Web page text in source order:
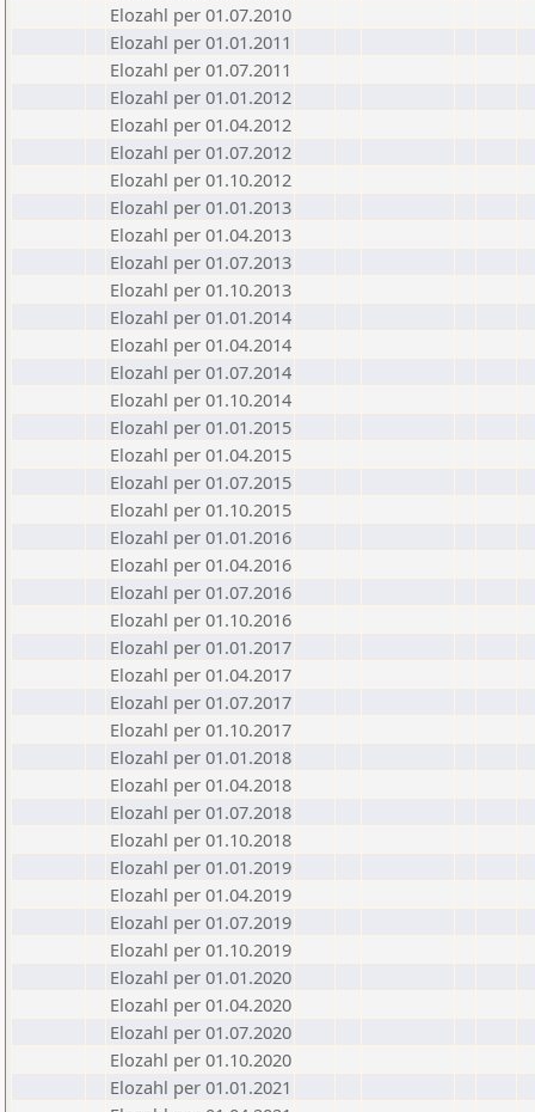
Elozahl per 01.07.2010
Elozahl per 01.01.2011
Elozahl per 01.07.2011
Elozahl per 01.01.2012
Elozahl per 01.04.2012
Elozahl per 01.07.2012
Elozahl per 01.10.2012
Elozahl per 01.01.2013
Elozahl per 01.04.2013
Elozahl per 01.07.2013
Elozahl per 01.10.2013
Elozahl per 01.01.2014
Elozahl per 01.04.2014
Elozahl per 01.07.2014
Elozahl per 01.10.2014
Elozahl per 01.01.2015
Elozahl per 01.04.2015
Elozahl per 01.07.2015
Elozahl per 01.10.2015
Elozahl per 01.01.2016
Elozahl per 01.04.2016
Elozahl per 01.07.2016
Elozahl per 01.10.2016
Elozahl per 01.01.2017
Elozahl per 01.04.2017
Elozahl per 01.07.2017
Elozahl per 01.10.2017
Elozahl per 01.01.2018
Elozahl per 01.04.2018
Elozahl per 01.07.2018
Elozahl per 01.10.2018
Elozahl per 01.01.2019
Elozahl per 01.04.2019
Elozahl per 01.07.2019
Elozahl per 01.10.2019
Elozahl per 01.01.2020
Elozahl per 01.04.2020
Elozahl per 01.07.2020
Elozahl per 01.10.2020
Elozahl per 01.01.2021